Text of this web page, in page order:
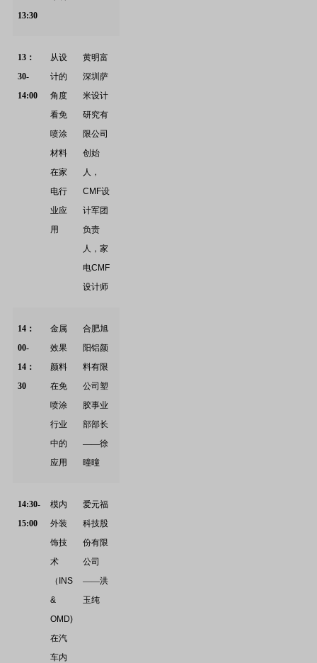
13:30
13 ：
30-
14:00
从设
计的
角度
看免
喷涂
材料
在家
电行
业应
用
黄明富
深圳萨
米设计
研究有
限公司
创始
人，
CMF设
计军团
负责
人，家
电CMF
设计师
14 ：
00-
14：
30
金属
效果
颜料
在免
喷涂
行业
中的
应用
合肥旭
阳铝颜
料有限
公司塑
胶事业
部部长
——徐
曈曈
14:30-
15:00
模内
外装
饰技
术
（ INS
&
OMD)
在汽
车内
爱元福
科技股
份有限
公司
——洪
玉纯